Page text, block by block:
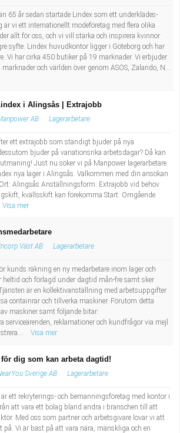
underhåll
skönhetsvård
design
arbete
renhållning
Socialpedagog
Tidningsdistributör
Fritidspedagog
m.fl.
grundutbildad
65 år sedan startade Lindex som ett underklädes­
är vi ett internationellt modeföretag med flera olika
allt för oss, och vi vill stärka och inspirera kvinnor
syfte. Lindex huvudkontor ligger i Göteborg och har
Vi har cirka 450 butiker på 19 marknader. Vi erbjuder
och världen över genom ASOS, Zalando, N...
i Alingsås | Extrajobb
AB Lagerarbetare
ett extrajobb som ständigt bjuder på nya
bjuder på variationsrika arbetsdagar? Då kan
Just nu söker vi på Manpower lagerarbetare
nya lager i Alingsås. Välkommen med din ansökan
Alingsås Anställningsform: Extrajobb vid behov
kvällsskift kan förekomma Start: Omgående
Visa mer
Väst AB Lagerarbetare
kunds räkning en ny medarbetare inom lager och
heltid och förlagd under dagtid mån-fre samt sker
är en kollektivanställning med arbetsuppgifter
containrar och tillverka maskiner. Förutom detta
maskiner samt följande bitar:
serviceärenden, reklamationer och kundfrågor via mejl
Visa mer
dig som kan arbeta dagtid!
Sverige AB Lagerarbetare
ett rekryterings- och bemanningsföretag med kontor i
att vara ett bolag bland andra i branschen till att
Med oss som partner och arbetsgivare lovar vi att
på. Vi är bäst på att vara nära, mänskliga och en